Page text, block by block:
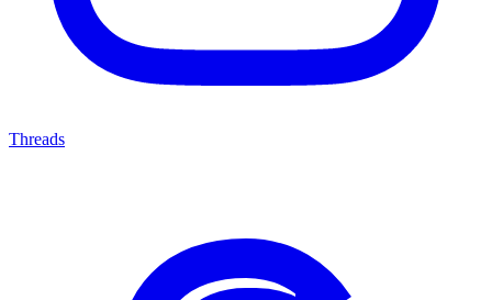
Threads